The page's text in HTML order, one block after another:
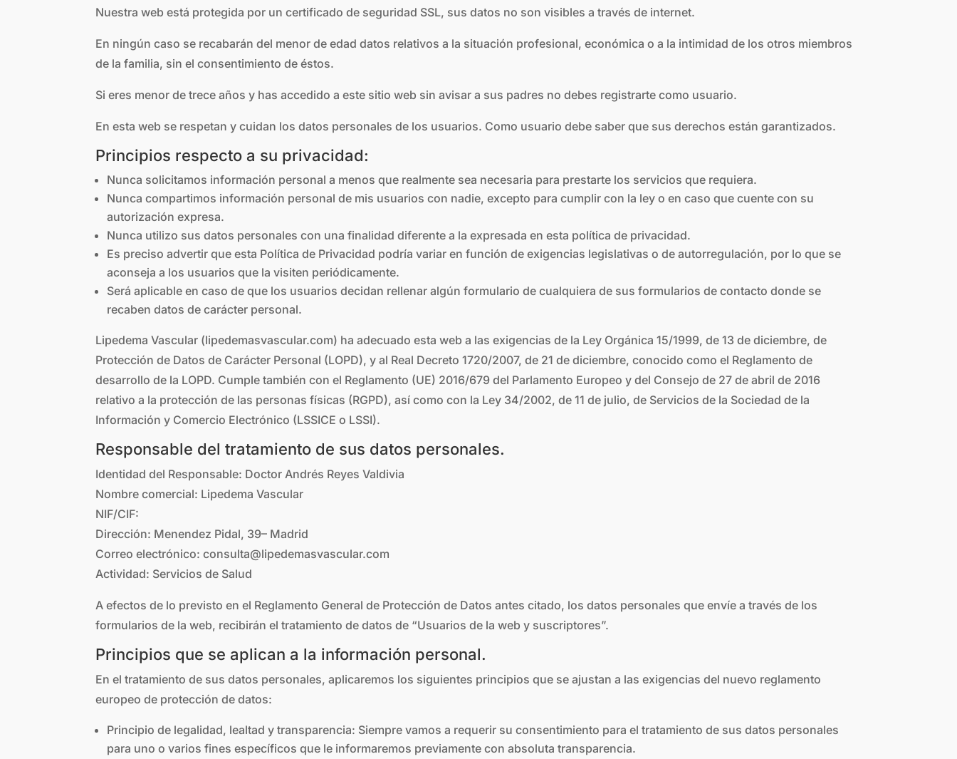
Nuestra web está protegida por un certificado de seguridad SSL, sus datos no son visibles a través de internet.
En ningún caso se recabarán del menor de edad datos relativos a la situación profesional, económica o a la intimidad de los otros miembros
de la familia, sin el consentimiento de éstos.
Si eres menor de trece años y has accedido a este sitio web sin avisar a sus padres no debes registrarte como usuario.
En esta web se respetan y cuidan los datos personales de los usuarios. Como usuario debe saber que sus derechos están garantizados.
Principios respecto a su privacidad:
Nunca solicitamos información personal a menos que realmente sea necesaria para prestarte los servicios que requiera.
Nunca compartimos información personal de mis usuarios con nadie, excepto para cumplir con la ley o en caso que cuente con su
autorización expresa.
Nunca utilizo sus datos personales con una finalidad diferente a la expresada en esta política de privacidad.
Es preciso advertir que esta Política de Privacidad podría variar en función de exigencias legislativas o de autorregulación, por lo que se
aconseja a los usuarios que la visiten periódicamente.
Será aplicable en caso de que los usuarios decidan rellenar algún formulario de cualquiera de sus formularios de contacto donde se
recaben datos de carácter personal.
Lipedema Vascular (lipedemasvascular.com) ha adecuado esta web a las exigencias de la Ley Orgánica 15/1999, de 13 de diciembre, de
Protección de Datos de Carácter Personal (LOPD), y al Real Decreto 1720/2007, de 21 de diciembre, conocido como el Reglamento de
desarrollo de la LOPD. Cumple también con el Reglamento (UE) 2016/679 del Parlamento Europeo y del Consejo de 27 de abril de 2016
relativo a la protección de las personas físicas (RGPD), así como con la Ley 34/2002, de 11 de julio, de Servicios de la Sociedad de la
Información y Comercio Electrónico (LSSICE o LSSI).
Responsable del tratamiento de sus datos personales.
Identidad del Responsable: Doctor Andrés Reyes Valdivia
Nombre comercial: Lipedema Vascular
NIF/CIF:
Dirección: Menendez Pidal, 39– Madrid
Correo electrónico: consulta@lipedemasvascular.com
Actividad: Servicios de Salud
A efectos de lo previsto en el Reglamento General de Protección de Datos antes citado, los datos personales que envíe a través de los
formularios de la web, recibirán el tratamiento de datos de “Usuarios de la web y suscriptores”.
Principios que se aplican a la información personal.
En el tratamiento de sus datos personales, aplicaremos los siguientes principios que se ajustan a las exigencias del nuevo reglamento
europeo de protección de datos:
Principio de legalidad, lealtad y transparencia: Siempre vamos a requerir su consentimiento para el tratamiento de sus datos personales
para uno o varios fines específicos que le informaremos previamente con absoluta transparencia.